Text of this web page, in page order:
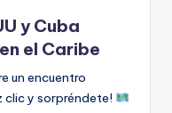
y Cuba
el Caribe
un encuentro
clic y sorpréndete!